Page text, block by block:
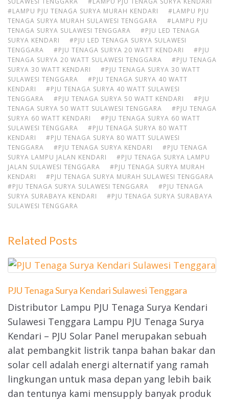
#LAMPU PJU TENAGA SURYA MURAH KENDARI
#LAMPU PJU
TENAGA SURYA MURAH SULAWESI TENGGARA
#LAMPU PJU
TENAGA SURYA SULAWESI TENGGARA
#PJU LED TENAGA
SURYA KENDARI
#PJU LED TENAGA SURYA SULAWESI
TENGGARA
#PJU TENAGA SURYA 20 WATT KENDARI
#PJU
TENAGA SURYA 20 WATT SULAWESI TENGGARA
#PJU TENAGA
SURYA 30 WATT KENDARI
#PJU TENAGA SURYA 30 WATT
SULAWESI TENGGARA
#PJU TENAGA SURYA 40 WATT
KENDARI
#PJU TENAGA SURYA 40 WATT SULAWESI
TENGGARA
#PJU TENAGA SURYA 50 WATT KENDARI
#PJU
TENAGA SURYA 50 WATT SULAWESI TENGGARA
#PJU TENAGA
SURYA 60 WATT KENDARI
#PJU TENAGA SURYA 60 WATT
SULAWESI TENGGARA
#PJU TENAGA SURYA 80 WATT
KENDARI
#PJU TENAGA SURYA 80 WATT SULAWESI
TENGGARA
#PJU TENAGA SURYA KENDARI
#PJU TENAGA
SURYA LAMPU JALAN KENDARI
#PJU TENAGA SURYA LAMPU
JALAN SULAWESI TENGGARA
#PJU TENAGA SURYA MURAH
KENDARI
#PJU TENAGA SURYA MURAH SULAWESI TENGGARA
#PJU TENAGA SURYA SULAWESI TENGGARA
#PJU TENAGA
SURYA SURABAYA KENDARI
#PJU TENAGA SURYA SURABAYA
SULAWESI TENGGARA
Related Posts
PJU Tenaga Surya Kendari Sulawesi Tenggara
Distributor Lampu PJU Tenaga Surya Kendari
Sulawesi Tenggara Lampu PJU Tenaga Surya
Kendari – PJU Solar Panel merupakan sebuah
alat pembangkit listrik tanpa bahan bakar dan
solar cell adalah energi alternatif yang ramah
lingkungan untuk masa depan yang lebih baik
dan tentunya kami mensupply banyak produk